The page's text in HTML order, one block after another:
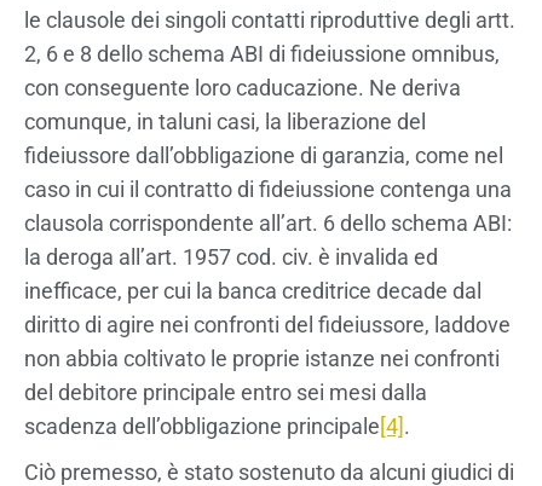
le clausole dei singoli contatti riproduttive degli artt.
2, 6 e 8 dello schema ABI di fideiussione omnibus,
con conseguente loro caducazione. Ne deriva
comunque, in taluni casi, la liberazione del
fideiussore dall’obbligazione di garanzia, come nel
caso in cui il contratto di fideiussione contenga una
clausola corrispondente all’art. 6 dello schema ABI:
la deroga all’art. 1957 cod. civ. è invalida ed
inefficace, per cui la banca creditrice decade dal
diritto di agire nei confronti del fideiussore, laddove
non abbia coltivato le proprie istanze nei confronti
del debitore principale entro sei mesi dalla
scadenza dell’obbligazione principale[4].
Ciò premesso, è stato sostenuto da alcuni giudici di